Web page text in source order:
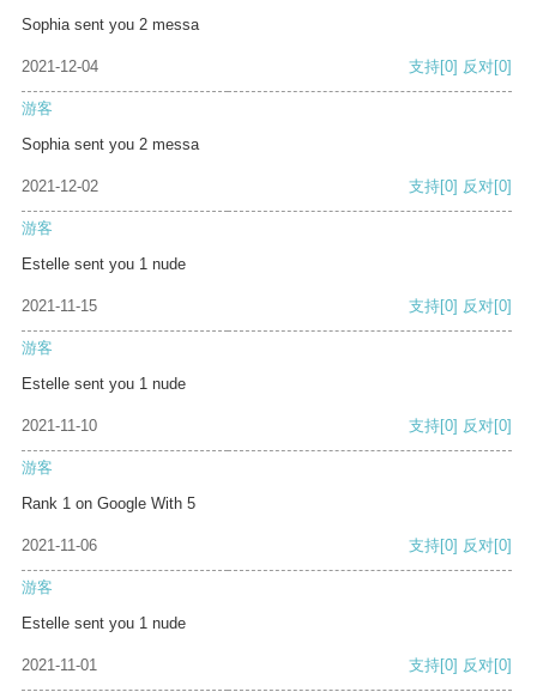
Sophia sent you 2 messa
2021-12-04 支持[0] 反对[0]
游客
Sophia sent you 2 messa
2021-12-02 支持[0] 反对[0]
游客
Estelle sent you 1 nude
2021-11-15 支持[0] 反对[0]
游客
Estelle sent you 1 nude
2021-11-10 支持[0] 反对[0]
游客
Rank 1 on Google With 5
2021-11-06 支持[0] 反对[0]
游客
Estelle sent you 1 nude
2021-11-01 支持[0] 反对[0]